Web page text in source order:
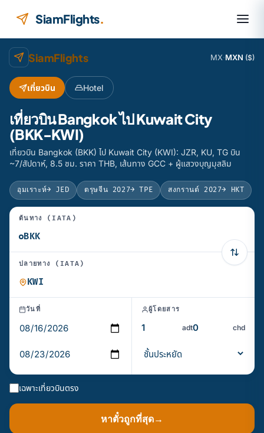
SiamFlights.
SiamFlights MX·MXN ($)
เที่ยวบิน Hotel
เที่ยวบิน Bangkok ไป Kuwait City
(BKK-KWI)
เที่ยวบิน Bangkok (BKK) ไป Kuwait City (KWI): JZR, KU, TG บิน
~7/สัปดาห์, 8.5 ชม. ราคา THB, เส้นทาง GCC + ผู้แสวงบุญมุสลิม
อุมเราะห์→ JED ตรุษจีน 2027→ TPE สงกรานต์ 2027→ HKT
ต้นทาง (IATA)
ปลายทาง (IATA)
วันที่ ผู้โดยสาร
adt chd
เฉพาะเที่ยวบินตรง
หาตั๋วถูกที่สุด→